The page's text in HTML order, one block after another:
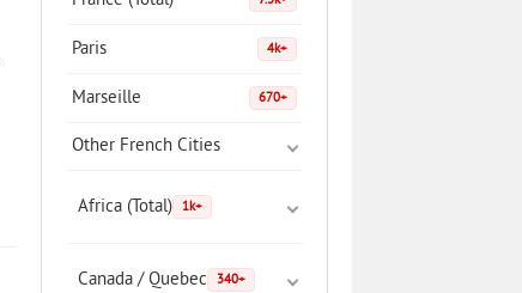
Paris 4k+
Marseille 670+
Other French Cities
Africa (Total) 1k+
Canada / Quebec 340+